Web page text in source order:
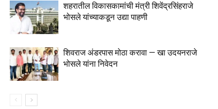
शहरातील विकासकामांची मंत्री शिवेंद्रसिंहराजे
भोसले यांच्याकडून उद्या पाहणी
शिवराज अंडरपास मोठा करावा — खा उदयनराजे
भोसले यांना निवेदन